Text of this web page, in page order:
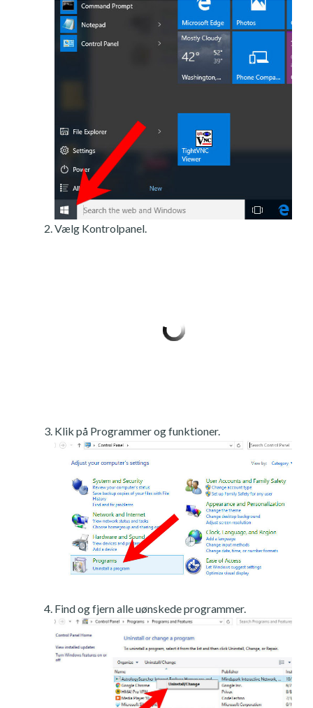
Vælg Kontrolpanel.
Klik på Programmer og funktioner.
Find og fjern alle uønskede programmer.